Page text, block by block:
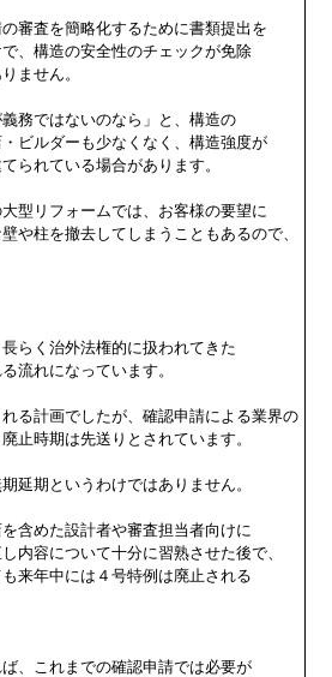
審査を簡略化するために書類提出を
、構造の安全性のチェックが免除
ません。
務ではないのなら」と、構造の
ビルダーも少なくなく、構造強度が
られている場合があります。
型リフォームでは、お客様の要望に
や柱を撤去してしまうこともあるので、
らく治外法権的に扱われてきた
流れになっています。
る計画でしたが、確認申請による業界の
止時期は先送りとされています。
延期というわけではありません。
含めた設計者や審査担当者向けに
内容について十分に習熟させた後で、
来年中には４号特例は廃止される
、これまでの確認申請では必要が